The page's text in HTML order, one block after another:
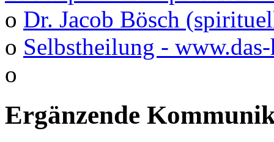
o Dr. Jacob Bösch
o Selbstheilung -
o
Ergänzende